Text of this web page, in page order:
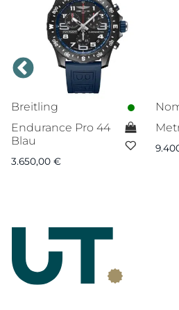
Breitling
Endurance Pro 44
Blau
3.650,00 €